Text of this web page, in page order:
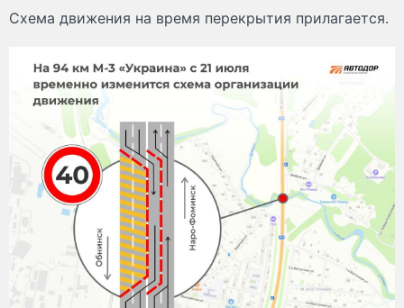
Схема движения на время перекрытия прилагается.